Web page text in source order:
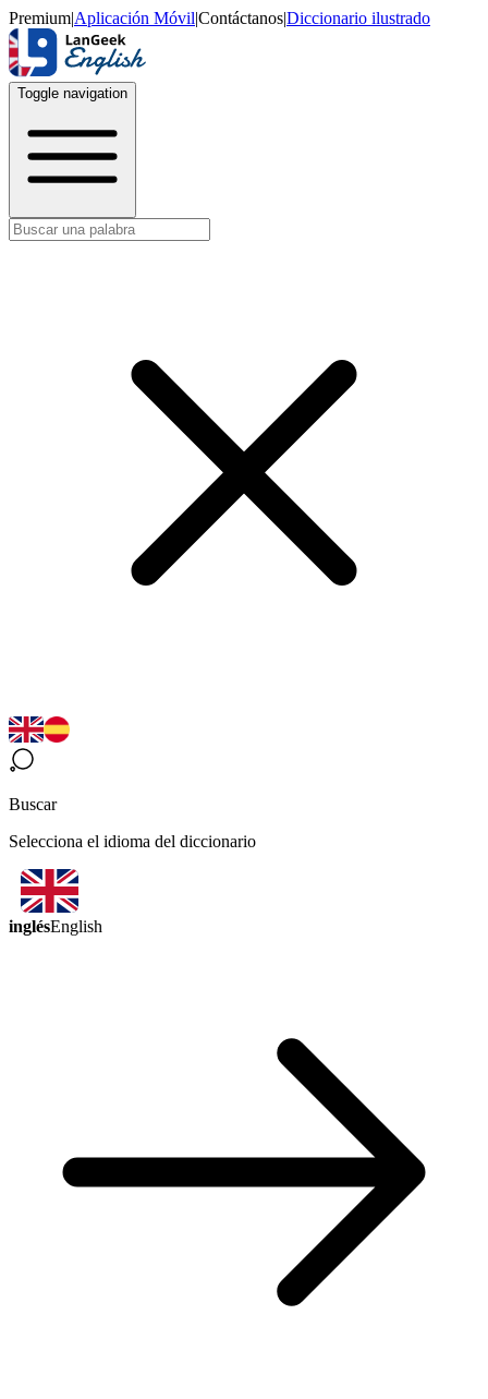
Premium|Aplicación Móvil|Contáctanos|Diccionario ilustrado
Toggle navigation
Buscar
Selecciona el idioma del diccionario
inglésEnglish